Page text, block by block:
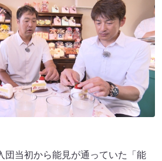
団当初から能見が通っていた「能